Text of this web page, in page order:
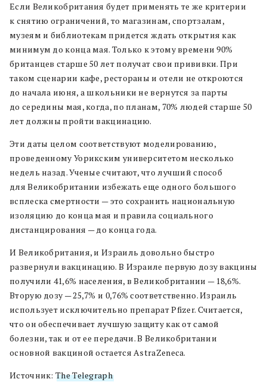
Если Великобритания будет применять те же критерии
к снятию ограничений, то магазинам, спортзалам,
музеям и библиотекам придется ждать открытия как
минимум до конца мая. Только к этому времени 90%
британцев старше 50 лет получат свои прививки. При
таком сценарии кафе, рестораны и отели не откроются
до начала июня, а школьники не вернутся за парты
до середины мая, когда, по планам, 70% людей старше 50
лет должны пройти вакцинацию.
Эти даты целом соответствуют моделированию,
проведенному Уорикским университетом несколько
недель назад. Ученые считают, что лучший способ
для Великобритании избежать еще одного большого
всплеска смертности — это сохранить национальную
изоляцию до конца мая и правила социального
дистанцирования — до конца года.
И Великобритания, и Израиль довольно быстро
развернули вакцинацию. В Израиле первую дозу вакцины
получили 41,6% населения, в Великобритании — 18,6%.
Вторую дозу — 25,7% и 0,76% соответственно. Израиль
использует исключительно препарат Pfizer. Считается,
что он обеспечивает лучшую защиту как от самой
болезни, так и от ее передачи. В Великобритании
основной вакциной остается AstraZeneca.
Источник: The Telegraph